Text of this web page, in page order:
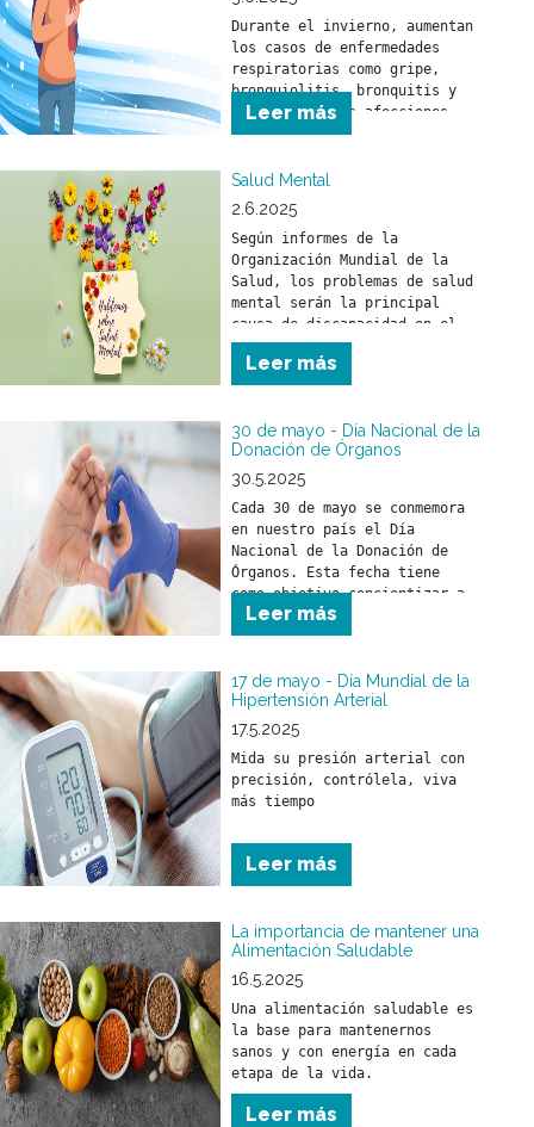
Durante el invierno, aumentan
los casos de enfermedades
respiratorias como gripe,
bronquiolitis, bronquitis y
neumonía. Estas afecciones
pueden afectar a toda la
especialmente peligrosas para
niñas y niños menores de 5
años y para personas mayores
de 65 años.
Leer más
Salud Mental
2.6.2025
Según informes de la
Organización Mundial de la
Salud, los problemas de salud
mental serán la principal
causa de discapacidad en el
mundo en el año 2030.
Leer más
30 de mayo - Día Nacional de la
Donación de Órganos
30.5.2025
Cada 30 de mayo se conmemora
en nuestro país el Día
Nacional de la Donación de
Órganos. Esta fecha tiene
como objetivo concientizar a
la sociedad sobre la
importancia de donar órganos
fundamental para salvar vidas
y mejorar la calidad de vida
Leer más
17 de mayo - Día Mundial de la
Hipertensión Arterial
17.5.2025
Mida su presión arterial con
precisión, contrólela, viva
más tiempo
Leer más
La importancia de mantener una
Alimentación Saludable
16.5.2025
Una alimentación saludable es
la base para mantenernos
sanos y con energía en cada
Leer más